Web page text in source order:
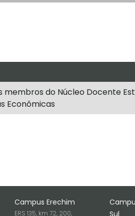
membros do Núcleo Docente
Econômicas
Campus Erechim
ERS 135, km 72, 200,
Sul